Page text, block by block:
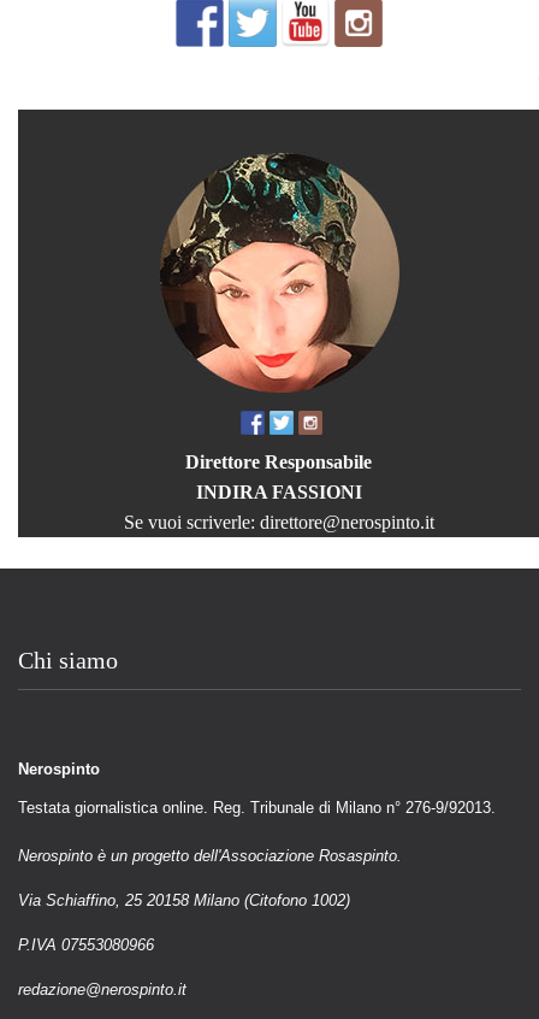
Direttore Responsabile
INDIRA FASSIONI
Se vuoi scriverle: direttore@nerospinto.it
Chi siamo
Nerospinto
Testata giornalistica online. Reg. Tribunale di Milano n° 276-9/92013.
Nerospinto è un progetto dell'Associazione Rosaspinto.
Via Schiaffino, 25 20158 Milano (Citofono 1002)
P.IVA 07553080966
redazione@nerospinto.it